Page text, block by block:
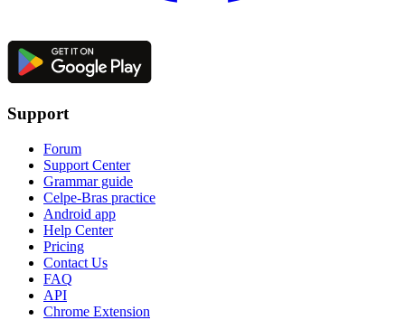
Support
Forum
Support Center
Grammar guide
Celpe-Bras practice
Android app
Help Center
Pricing
Contact Us
FAQ
API
Chrome Extension